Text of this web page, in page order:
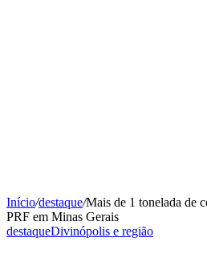
Início/destaque/Mais de 1 tonelada de
PRF em Minas Gerais
destaqueDivinópolis e região